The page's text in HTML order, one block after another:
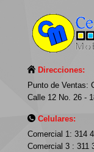
Direcciones:
Punto de Ventas:
Calle 12 No. 26 -
Celulares:
Comercial 1: 314
Comercial 3 : 311